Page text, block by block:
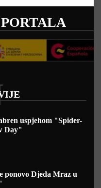
uspjehom "Spider-
Day"
ponovo Djeda Mraz u